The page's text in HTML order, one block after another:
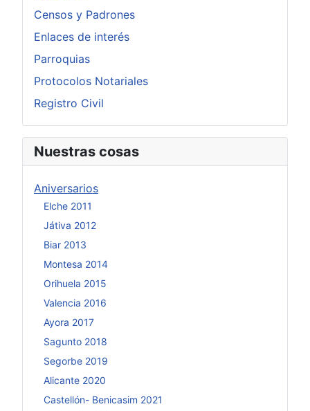
Censos y Padrones
Enlaces de interés
Parroquias
Protocolos Notariales
Registro Civil
Nuestras cosas
Aniversarios
Elche 2011
Játiva 2012
Biar 2013
Montesa 2014
Orihuela 2015
Valencia 2016
Ayora 2017
Sagunto 2018
Segorbe 2019
Alicante 2020
Castellón- Benicasim 2021